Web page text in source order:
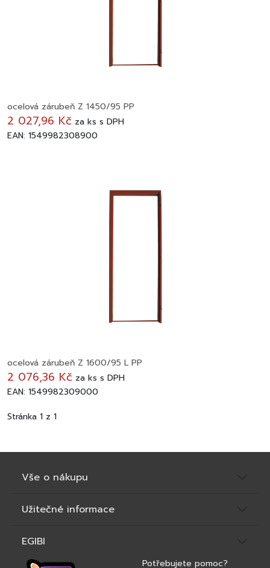
ocelová zárubeň Z 1450/95 PP
2 027,96 Kč za ks s DPH
EAN: 1549982308900
ocelová zárubeň Z 1600/95 L PP
2 076,36 Kč za ks s DPH
EAN: 1549982309000
Stránka 1 z 1
Vše o nákupu
Užitečné informace
EGIBI
Potřebujete pomoc?